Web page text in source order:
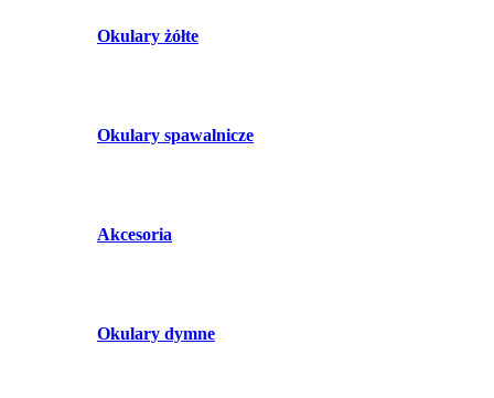
Okulary żółte
Okulary spawalnicze
Akcesoria
Okulary dymne